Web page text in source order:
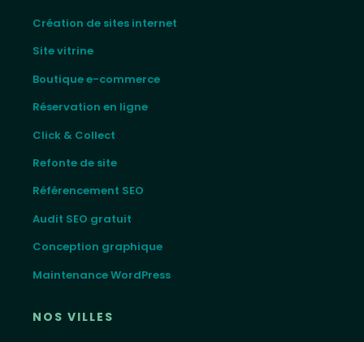
Création de sites internet
Site vitrine
Boutique e-commerce
Réservation en ligne
Click & Collect
Refonte de site
Référencement SEO
Audit SEO gratuit
Conception graphique
Maintenance WordPress
NOS VILLES